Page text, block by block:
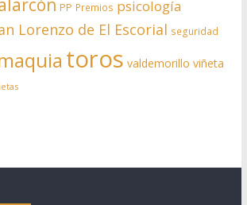
PP Premios psicología
Lorenzo de El Escorial seguridad
toros valdemorillo viñeta